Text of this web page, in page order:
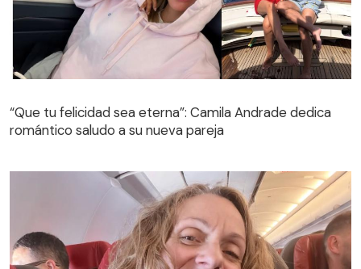
“Que tu felicidad sea eterna”: Camila Andrade dedica
romántico saludo a su nueva pareja